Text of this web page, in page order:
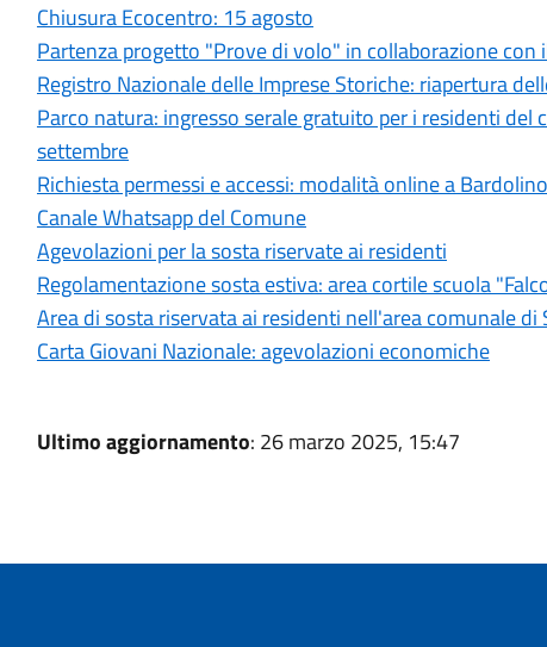
Chiusura Ecocentro: 15 agosto
Partenza progetto "Prove di volo" in collaborazione con
Registro Nazionale delle Imprese Storiche: riapertura
Parco natura: ingresso serale gratuito per i residenti
settembre
Richiesta permessi e accessi: modalità online a Bardolino
Canale Whatsapp del Comune
Agevolazioni per la sosta riservate ai residenti
Regolamentazione sosta estiva: area cortile scuola
Area di sosta riservata ai residenti nell'area comunale di
Carta Giovani Nazionale: agevolazioni economiche
Ultimo aggiornamento: 26 marzo 2025, 15:47